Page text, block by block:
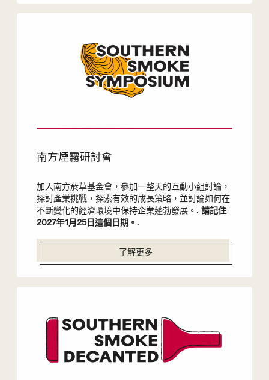
南方煙霧研討會
加入南方菸草基金會，參加一整天的互動小組討論，
探討產業挑戰，探索有效的成長策略，並討論如何在
不斷變化的經濟環境中保持企業蓬勃發展。. 請記住
2027年1月25日這個日期。 .
了解更多